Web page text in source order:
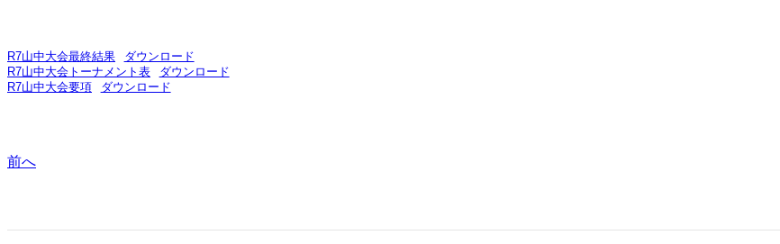
R7山中大会最終結果
ダウンロード
R7山中大会トーナメント表
ダウンロード
R7山中大会要項
ダウンロード
前へ